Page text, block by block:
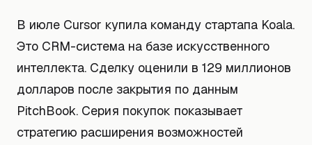
В июле Cursor купила команду стартапа Koala.
Это CRM-система на базе искусственного
интеллекта. Сделку оценили в 129 миллионов
долларов после закрытия по данным
PitchBook. Серия покупок показывает
стратегию расширения возможностей